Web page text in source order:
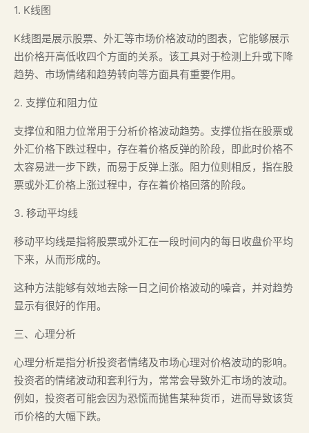
1. K线图
K线图是展示股票、外汇等市场价格波动的图表，它能够展示
出价格开高低收四个方面的关系。该工具对于检测上升或下降
趋势、市场情绪和趋势转向等方面具有重要作用。
2. 支撑位和阻力位
支撑位和阻力位常用于分析价格波动趋势。支撑位指在股票或
外汇价格下跌过程中，存在着价格反弹的阶段，即此时价格不
太容易进一步下跌，而易于反弹上涨。阻力位则相反，指在股
票或外汇价格上涨过程中，存在着价格回落的阶段。
3. 移动平均线
移动平均线是指将股票或外汇在一段时间内的每日收盘价平均
下来，从而形成的。
这种方法能够有效地去除一日之间价格波动的噪音，并对趋势
显示有很好的作用。
三、心理分析
心理分析是指分析投资者情绪及市场心理对价格波动的影响。
投资者的情绪波动和套利行为，常常会导致外汇市场的波动。
例如，投资者可能会因为恐慌而抛售某种货币，进而导致该货
币价格的大幅下跌。